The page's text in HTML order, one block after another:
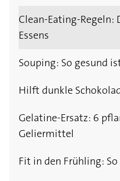
Clean-Eating-Regeln:
Essens
Souping: So gesund
Hilft dunkle
Gelatine-Ersatz: 6
Geliermittel
Fit in den Frühling: